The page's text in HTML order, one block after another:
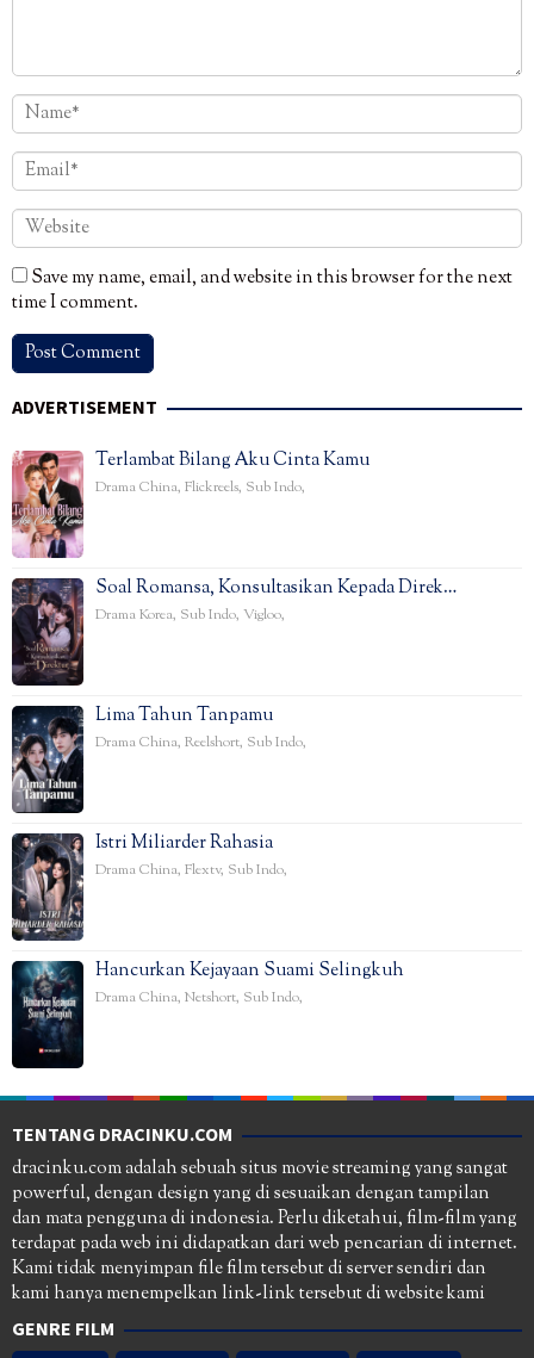
Save my name, email, and website in this browser for the next
time I comment.
ADVERTISEMENT
Terlambat Bilang Aku Cinta Kamu
Drama China, Flickreels, Sub Indo,
Soal Romansa, Konsultasikan Kepada Direk…
Drama Korea, Sub Indo, Vigloo,
Lima Tahun Tanpamu
Drama China, Reelshort, Sub Indo,
Istri Miliarder Rahasia
Drama China, Flextv, Sub Indo,
Hancurkan Kejayaan Suami Selingkuh
Drama China, Netshort, Sub Indo,
TENTANG DRACINKU.COM
dracinku.com adalah sebuah situs movie streaming yang sangat
powerful, dengan design yang di sesuaikan dengan tampilan
dan mata pengguna di indonesia. Perlu diketahui, film-film yang
terdapat pada web ini didapatkan dari web pencarian di internet.
Kami tidak menyimpan file film tersebut di server sendiri dan
kami hanya menempelkan link-link tersebut di website kami
GENRE FILM